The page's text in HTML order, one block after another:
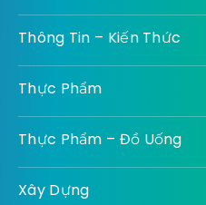
Thông Tin – Kiến Thức
Thực Phẩm
Thực Phẩm – Đồ Uống
Xây Dựng